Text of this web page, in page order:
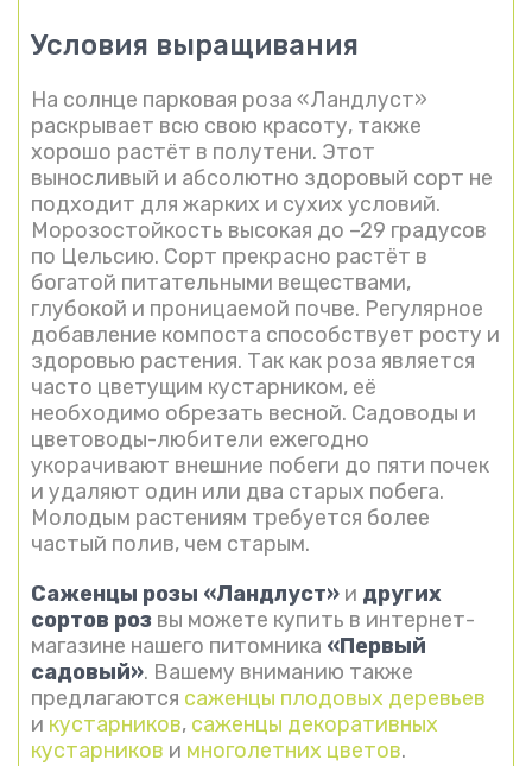
Условия выращивания
На солнце парковая роза «Ландлуст»
раскрывает всю свою красоту, также
хорошо растёт в полутени. Этот
выносливый и абсолютно здоровый сорт не
подходит для жарких и сухих условий.
Морозостойкость высокая до –29 градусов
по Цельсию. Сорт прекрасно растёт в
богатой питательными веществами,
глубокой и проницаемой почве. Регулярное
добавление компоста способствует росту и
здоровью растения. Так как роза является
часто цветущим кустарником, её
необходимо обрезать весной. Садоводы и
цветоводы-любители ежегодно
укорачивают внешние побеги до пяти почек
и удаляют один или два старых побега.
Молодым растениям требуется более
частый полив, чем старым.
Саженцы розы «Ландлуст» и других
сортов роз вы можете купить в интернет-
магазине нашего питомника «Первый
садовый». Вашему вниманию также
предлагаются саженцы плодовых деревьев
и кустарников, саженцы декоративных
кустарников и многолетних цветов.